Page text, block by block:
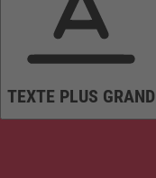
TEXTE PLUS GRAND